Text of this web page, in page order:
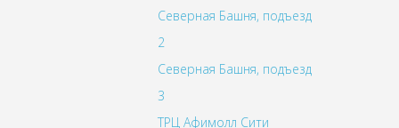
Северная Башня, подъезд
2
Северная Башня, подъезд
3
ТРЦ Афимолл Сити